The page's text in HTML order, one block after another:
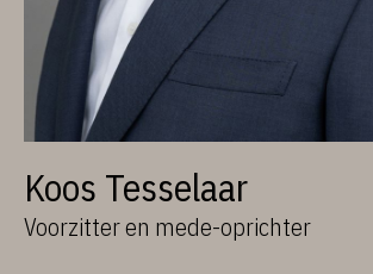
Koos Tesselaar
Voorzitter en mede-oprichter